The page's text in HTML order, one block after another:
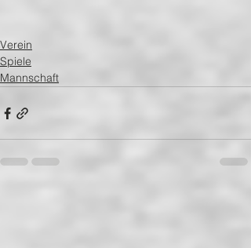
Verein
Spiele
Mannschaft